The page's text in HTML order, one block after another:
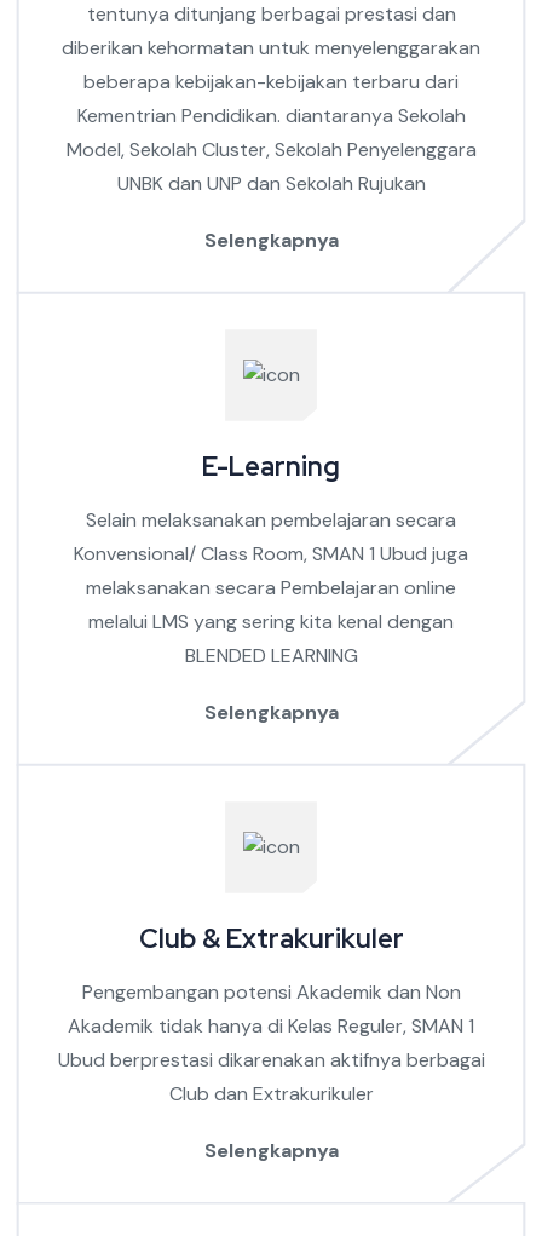
tentunya ditunjang berbagai prestasi dan
diberikan kehormatan untuk menyelenggarakan
beberapa kebijakan-kebijakan terbaru dari
Kementrian Pendidikan. diantaranya Sekolah
Model, Sekolah Cluster, Sekolah Penyelenggara
UNBK dan UNP dan Sekolah Rujukan
Selengkapnya
E-Learning
Selain melaksanakan pembelajaran secara
Konvensional/ Class Room, SMAN 1 Ubud juga
melaksanakan secara Pembelajaran online
melalui LMS yang sering kita kenal dengan
BLENDED LEARNING
Selengkapnya
Club & Extrakurikuler
Pengembangan potensi Akademik dan Non
Akademik tidak hanya di Kelas Reguler, SMAN 1
Ubud berprestasi dikarenakan aktifnya berbagai
Club dan Extrakurikuler
Selengkapnya